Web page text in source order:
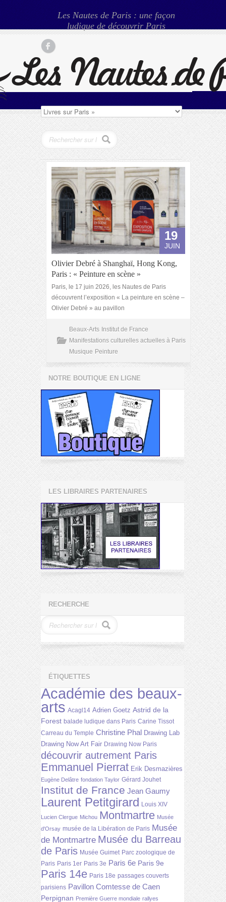
Les Nautes de Paris : une façon
ludique de découvrir Paris
19
JUIN
Olivier Debré à Shanghaï, Hong Kong,
Paris : « Peinture en scène »
Paris, le 17 juin 2026, les Nautes de Paris
découvrent l’exposition « La peinture en scène –
Olivier Debré » au pavillon
Beaux-Arts Institut de France
Manifestations culturelles actuelles à Paris
Musique Peinture
NOTRE BOUTIQUE EN LIGNE
LES LIBRAIRES PARTENAIRES
RECHERCHE
ÉTIQUETTES
Académie des beaux-
arts Acagl14 Adrien Goetz Astrid de la
Forest balade ludique dans Paris Carine Tissot
Carreau du Temple Christine Phal Drawing Lab
Drawing Now Art Fair Drawing Now Paris
découvrir autrement Paris
Emmanuel Pierrat Erik Desmazières
Eugène Delâtre fondation Taylor Gérard Jouhet
Institut de France Jean Gaumy
Laurent Petitgirard Louis XIV
Lucien Clergue Michou Montmartre Musée
d'Orsay musée de la Libération de Paris Musée
de Montmartre Musée du Barreau
de Paris Musée Guimet Parc zoologique de
Paris Paris 1er Paris 3e Paris 6e Paris 9e
Paris 14e Paris 18e passages couverts
parisiens Pavillon Comtesse de Caen
Perpignan Première Guerre mondiale rallyes